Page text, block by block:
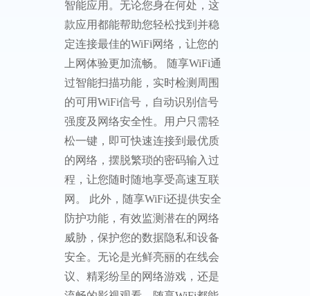
智能应用。无论您身在何处，这
款应用都能帮助您轻松找到并稳
定连接最佳的WiFi网络，让您的
上网体验更加流畅。 随享WiFi通
过智能扫描功能，实时检测周围
的可用WiFi信号，自动识别信号
强度及网络安全性。用户只需轻
松一键，即可快速连接到最优质
的网络，摆脱繁琐的密码输入过
程，让您随时随地享受高速互联
网。 此外，随享WiFi还提供安全
防护功能，有效监测潜在的网络
威胁，保护您的数据隐私和设备
安全。无论是光鲜亮丽的在线会
议、精彩纷呈的网络游戏，还是